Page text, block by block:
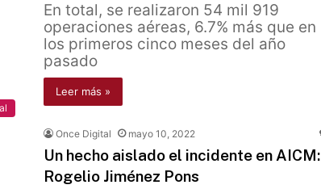
En total, se realizaron 54 mil 919
operaciones aéreas, 6.7% más que en
los primeros cinco meses del año
pasado
Leer más »
Once Digital mayo 10, 2022
Un hecho aislado el incidente en AICM:
Rogelio Jiménez Pons